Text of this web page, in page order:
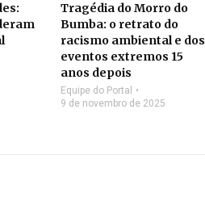
Tragédia do Morro do
Bumba: o retrato do
racismo ambiental e dos
eventos extremos 15
anos depois
Equipe do Portal
9 de novembro de 2025